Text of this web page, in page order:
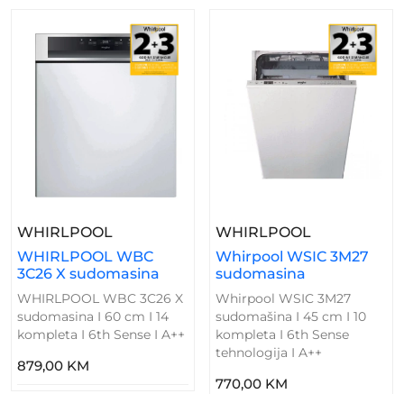
WHIRLPOOL– WHIRLPOOL WBC 3C26 X
WHIRLPOOL WBC
3C26 X sudomasina
WHIRLPOOL WBC 3C26 X
sudomasina I 60 cm I 14
kompleta I 6th Sense I A++
879,00 KM
WHIRLPOOL– Whirpool
Whirpool WSIC 3M27
sudomasina
Whirpool WSIC 3M27
sudomašina I 45 cm I 10
kompleta I 6th Sense
tehnologija I A++
770,00 KM